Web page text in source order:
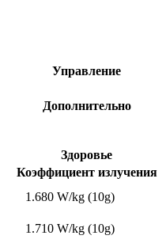
Управление
Дополнительно
Здоровье
Коэффициент излучения
1.680 W/kg (10g)
1.710 W/kg (10g)